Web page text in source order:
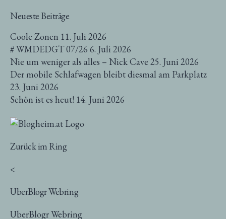
Neueste Beiträge
Coole Zonen 11. Juli 2026
# WMDEDGT 07/26 6. Juli 2026
Nie um weniger als alles – Nick Cave 25. Juni 2026
Der mobile Schlafwagen bleibt diesmal am Parkplatz
23. Juni 2026
Schön ist es heut! 14. Juni 2026
Zurück im Ring
<
UberBlogr Webring
UberBlogr Webring